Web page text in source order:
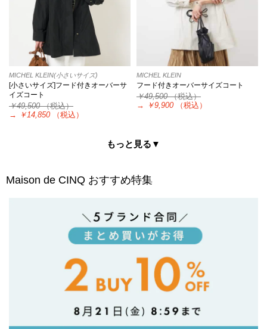
MICHEL KLEIN(小さいサイズ)
[小さいサイズ]フード付きオーバーサ
イズコート
￥49,500（税込）
→
￥14,850 （税込）
MICHEL KLEIN
フード付きオーバーサイズコート
￥49,500（税込）
→
￥9,900 （税込）
もっと見る▼
Maison de CINQ おすすめ特集